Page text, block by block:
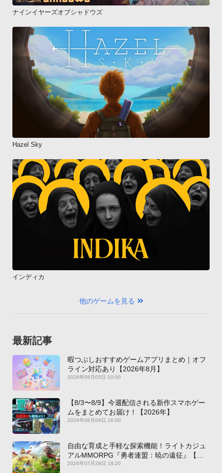
ナインイヤーズオブシャドウズ
Hazel Sky
インディカ
他のゲームを見る
最新記事
暇つぶしおすすめゲームアプリまとめ｜オフ
ライン対応あり【2026年8月】
2026年08月05日 10:00
【8/3〜8/9】今週配信される新作スマホゲー
ムをまとめてお届け！【2026年】
2026年08月04日 16:00
自由な育成と手軽な探索機能！ライトカジュ
アルMMORPG『勇者連盟：暁の遠征』【最
新作PICKUP】
2026年07月28日 18:20